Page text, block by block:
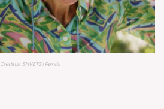
Créditos: SHVETS | Pexels